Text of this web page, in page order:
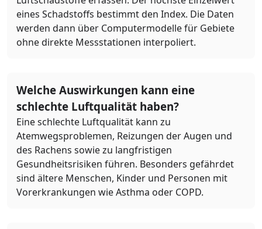
eines Schadstoffs bestimmt den Index. Die Daten
werden dann über Computermodelle für Gebiete
ohne direkte Messstationen interpoliert.
Welche Auswirkungen kann eine
schlechte Luftqualität haben?
Eine schlechte Luftqualität kann zu
Atemwegsproblemen, Reizungen der Augen und
des Rachens sowie zu langfristigen
Gesundheitsrisiken führen. Besonders gefährdet
sind ältere Menschen, Kinder und Personen mit
Vorerkrankungen wie Asthma oder COPD.